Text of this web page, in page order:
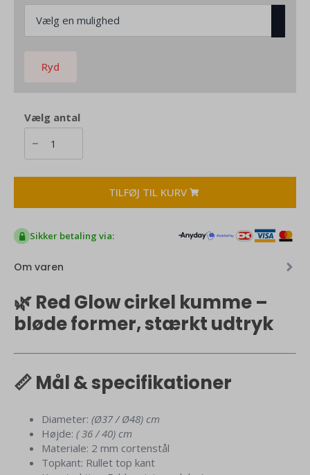
Ryd
Red
Glow
M-
L
TILFØJ TIL KURV
Sikker betaling via:
Om varen
🌿 Red Glow cirkel kumme –
bløde former, stærkt udtryk
📏 Mål & specifikationer
Diameter: (Ø37 / Ø48) cm
Højde: ( 36 / 40) cm
Materiale: 2 mm cortenstål
Topkant: Rullet top kant